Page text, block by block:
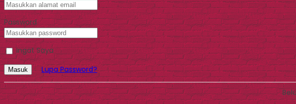
Password
Ingat Saya
Masuk Lupa Password?